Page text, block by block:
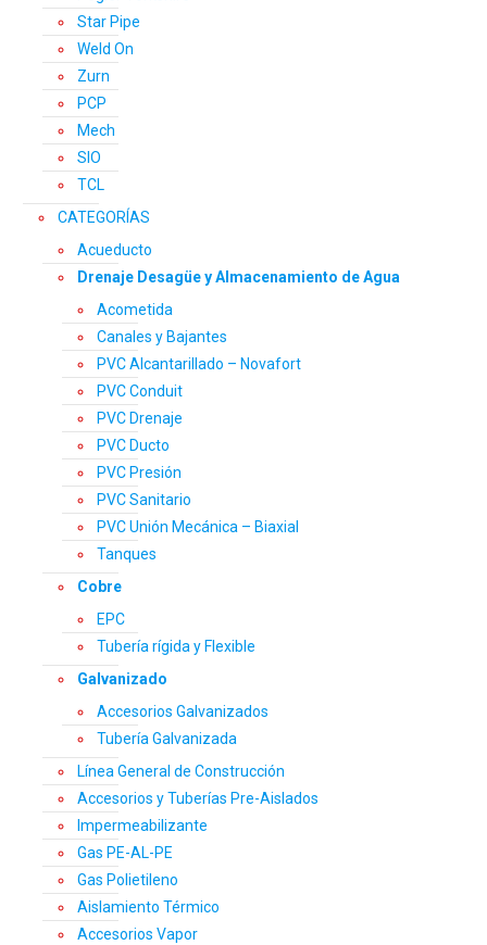
Star Pipe
Weld On
Zurn
PCP
Mech
SIO
TCL
CATEGORÍAS
Acueducto
Drenaje Desagüe y Almacenamiento de Agua
Acometida
Canales y Bajantes
PVC Alcantarillado – Novafort
PVC Conduit
PVC Drenaje
PVC Ducto
PVC Presión
PVC Sanitario
PVC Unión Mecánica – Biaxial
Tanques
Cobre
EPC
Tubería rígida y Flexible
Galvanizado
Accesorios Galvanizados
Tubería Galvanizada
Línea General de Construcción
Accesorios y Tuberías Pre-Aislados
Impermeabilizante
Gas PE-AL-PE
Gas Polietileno
Aislamiento Térmico
Accesorios Vapor